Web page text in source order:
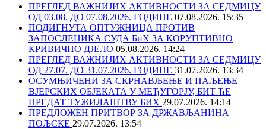
ПРЕГЛЕД ВАЖНИЈИХ АКТИВНОСТИ ЗА СЕДМИЦУ
ОД 03.08. ДО 07.08.2026. ГОДИНЕ 07.08.2026. 15:35
ПОДИГНУТА ОПТУЖНИЦА ПРОТИВ
ЗАПОСЛЕНИКА СУДА БиХ ЗА КОРУПТИВНО
КРИВИЧНО ДЈЕЛО 05.08.2026. 14:24
ПРЕГЛЕД ВАЖНИЈИХ АКТИВНОСТИ ЗА СЕДМИЦУ
ОД 27.07. ДО 31.07.2026. ГОДИНЕ 31.07.2026. 13:34
ОСУМЊИЧЕНИ ЗА СКРНАВЉЕЊЕ И ПАЉЕЊЕ
ВЈЕРСКИХ ОБЈЕКАТА У МЕЂУГОРЈУ, БИТ ЋЕ
ПРЕДАТ ТУЖИЛАШТВУ БИХ 29.07.2026. 14:14
ПРЕДЛОЖЕН ПРИТВОР ЗА ДРЖАВЉАНИНА
ПОЉСКЕ 29.07.2026. 13:54